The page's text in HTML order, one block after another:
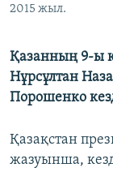
2015 жыл.
Қазанның 9-ы
Нұрсұлтан
Порошенко
Қазақстан
жазуынша,